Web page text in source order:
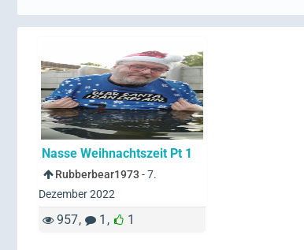
Nasse Weihnachtszeit Pt 1
Rubberbear1973-7.
Dezember 2022
957 1 1